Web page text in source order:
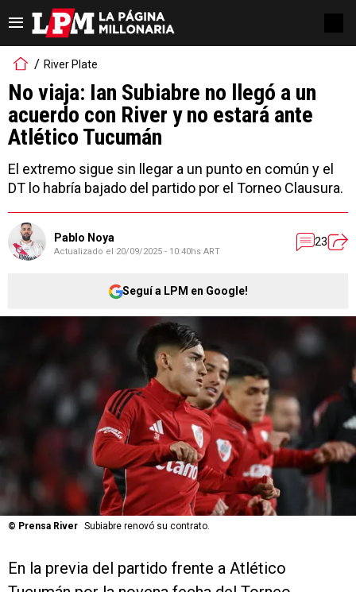
River Plate
No viaja: Ian Subiabre no llegó a un
acuerdo con River y no estará ante
Atlético Tucumán
El extremo sigue sin llegar a un punto en común y el
DT lo habría bajado del partido por el Torneo Clausura.
Pablo Noya
Actualizado el 20/09/2025 - 10:40hs ART
23
Seguí a LPM en Google!
© Prensa River Subiabre renovó su contrato.
En la previa del partido frente a Atlético